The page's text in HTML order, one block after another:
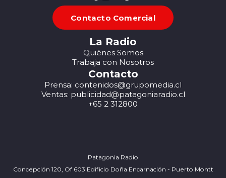
Contacto Comercial
La Radio
Quiénes Somos
Trabaja con Nosotros
Contacto
Prensa: contenidos@grupomedia.cl
Ventas: publicidad@patagoniaradio.cl
+65 2 312800
Patagonia Radio
Concepción 120, Of 603 Edificio Doña Encarnación - Puerto Montt